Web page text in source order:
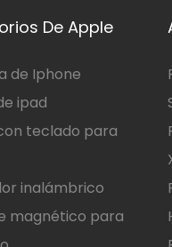
De Apple
de Iphone
ipad
teclado para
inalámbrico
magnético para